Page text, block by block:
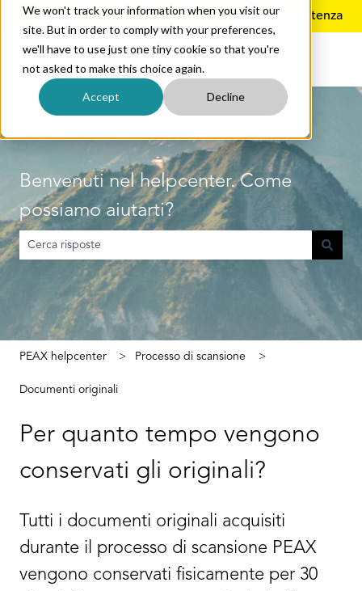
We won't track your information when you visit our
site. But in order to comply with your preferences,
we'll have to use just one tiny cookie so that you're
not asked to make this choice again.
Accept Decline
ItalianoMostra sottomenu per le traduzioniUlteriore assistenza
Benvenuti nel helpcenter. Come
possiamo aiutarti?
Non sono presenti suggerimenti perché il campo di ricerca è
PEAX helpcenter Processo di scansione
Documenti originali
Per quanto tempo vengono
conservati gli originali?
Tutti i documenti originali acquisiti
durante il processo di scansione PEAX
vengono conservati fisicamente per 30